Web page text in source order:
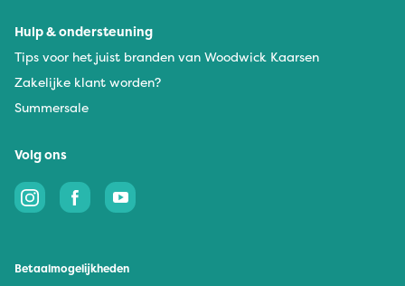
Hulp & ondersteuning
Tips voor het juist branden van Woodwick Kaarsen
Zakelijke klant worden?
Summersale
Volg ons
Betaalmogelijkheden